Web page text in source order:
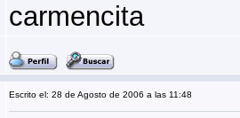
carmencita
Escrito el: 28 de Agosto de 2006 a las 11:48